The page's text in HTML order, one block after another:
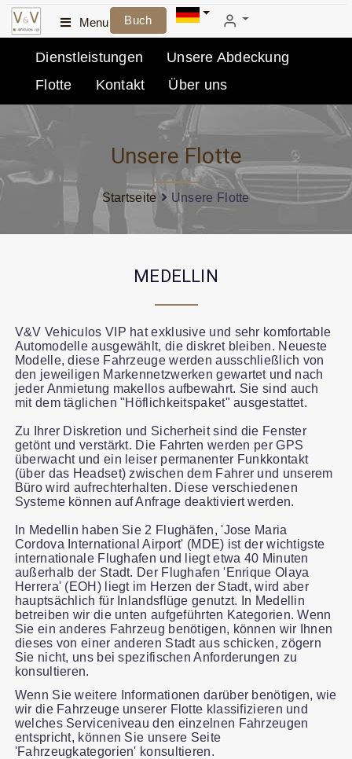
Menu Buch
Dienstleistungen
Unsere Abdeckung
Flotte
Kontakt Über uns
Unsere Flotte
Startseite Unsere Flotte
MEDELLIN
V&V Vehiculos VIP hat exklusive und sehr komfortable
Automodelle ausgewählt, die diskret bleiben. Neueste
Modelle, diese Fahrzeuge werden ausschließlich von
den jeweiligen Markennetzwerken gewartet und nach
jeder Anmietung makellos aufbewahrt. Sie sind auch
mit dem täglichen "Höflichkeitspaket" ausgestattet.
Zu Ihrer Diskretion und Sicherheit sind die Fenster
getönt und verstärkt. Die Fahrten werden per GPS
überwacht und ein leiser permanenter Funkkontakt
(über das Headset) zwischen dem Fahrer und unserem
Büro wird aufrechterhalten. Diese verschiedenen
Systeme können auf Anfrage deaktiviert werden.
In Medellin haben Sie 2 Flughäfen, 'Jose Maria
Cordova International Airport' (MDE) ist der wichtigste
internationale Flughafen und liegt etwa 40 Minuten
außerhalb der Stadt. Der Flughafen 'Enrique Olaya
Herrera' (EOH) liegt im Herzen der Stadt, wird aber
hauptsächlich für Inlandsflüge genutzt. In Medellin
betreiben wir die unten aufgeführten Kategorien. Wenn
Sie ein anderes Fahrzeug benötigen, können wir Ihnen
dieses von einer anderen Stadt aus schicken, zögern
Sie nicht, uns bei spezifischen Anforderungen zu
konsultieren.
Wenn Sie weitere Informationen darüber benötigen, wie
wir die Fahrzeuge unserer Flotte klassifizieren und
welches Serviceniveau den einzelnen Fahrzeugen
entspricht, können Sie unsere Seite
'Fahrzeugkategorien' konsultieren.